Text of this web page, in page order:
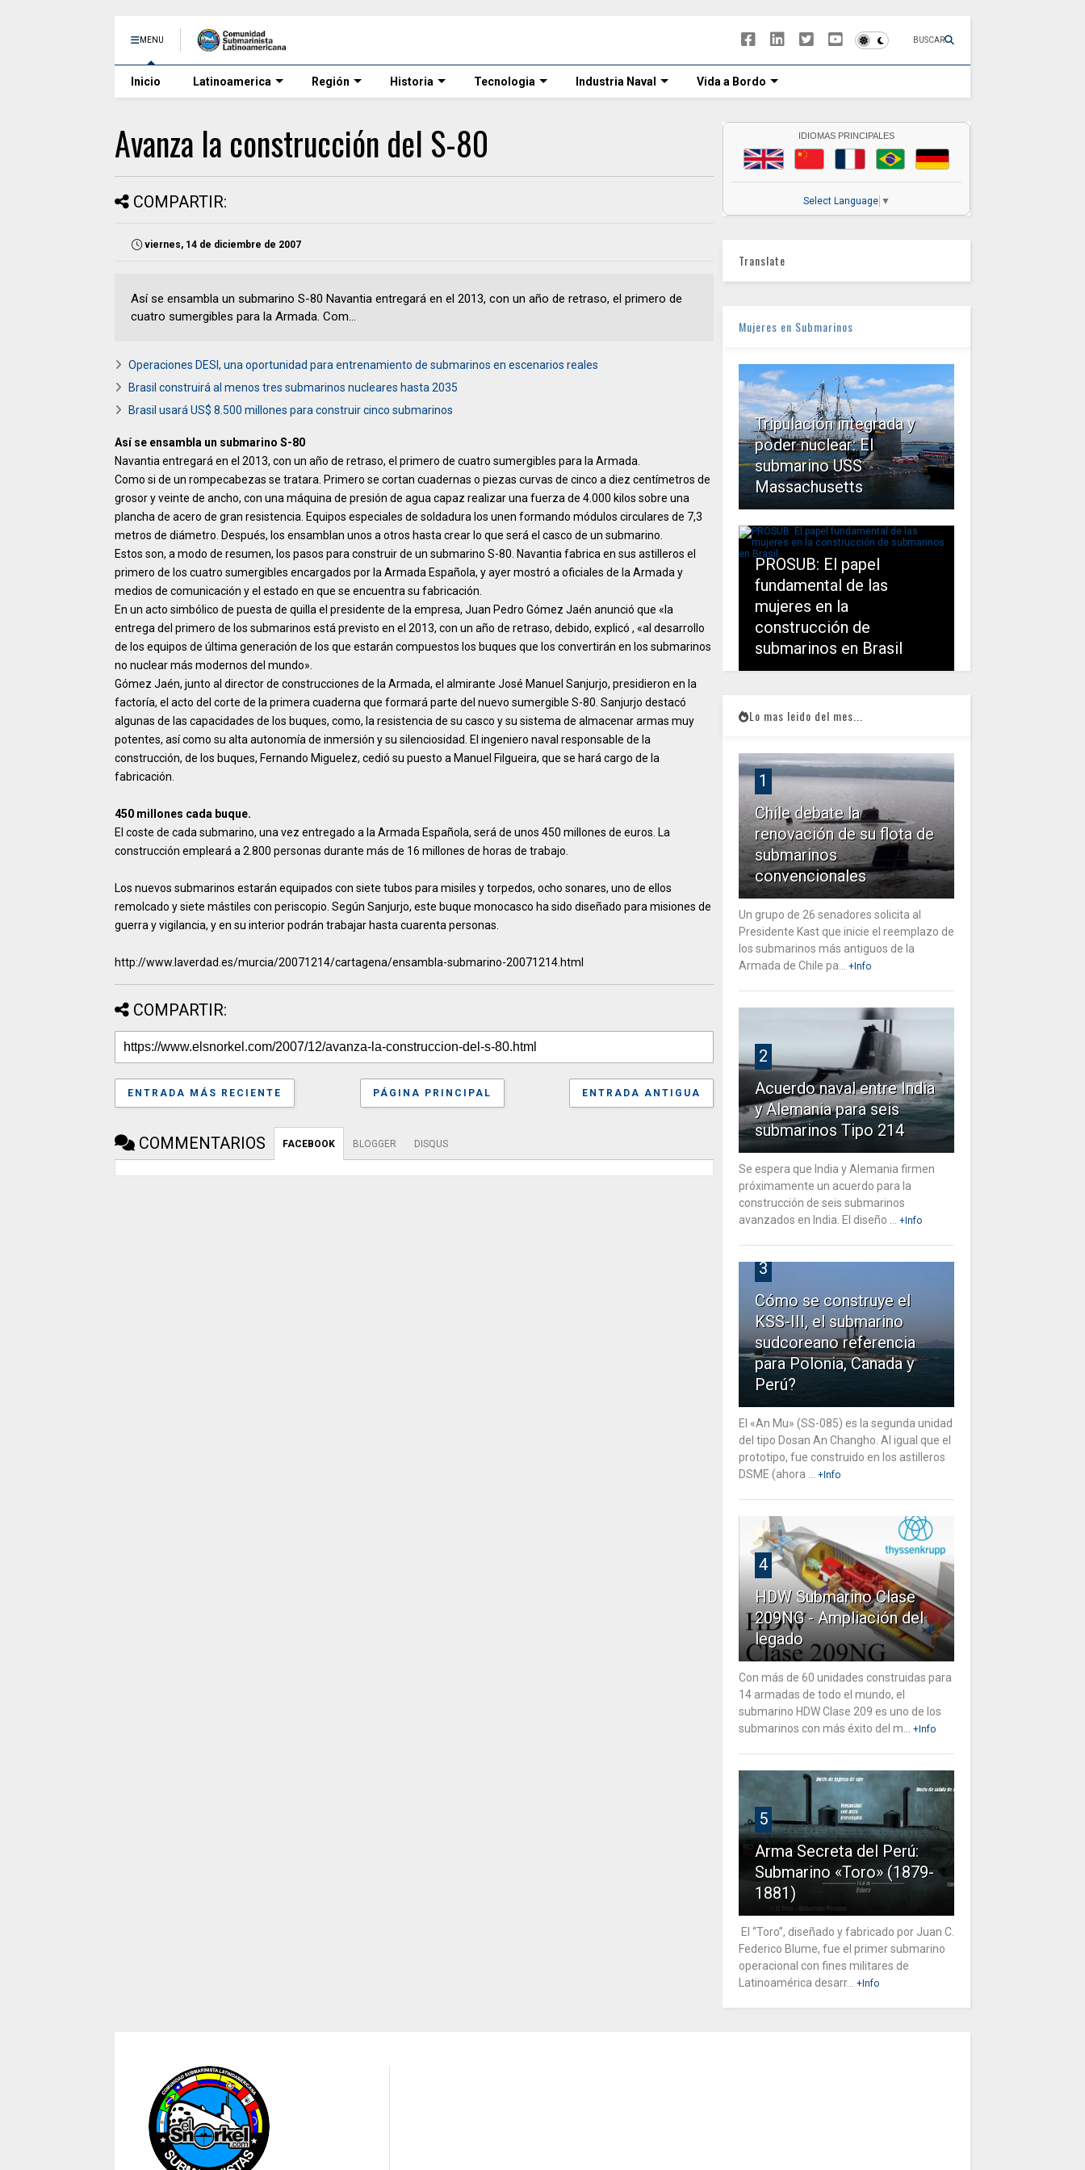
MENU BUSCAR
Inicio Latinoamerica Región Historia Tecnologia Industria Naval Vida a Bordo
Avanza la construcción del S-80
COMPARTIR:
viernes, 14 de diciembre de 2007
Así se ensambla un submarino S-80 Navantia entregará en el 2013, con un año de retraso, el primero de
cuatro sumergibles para la Armada. Com...
Operaciones DESI, una oportunidad para entrenamiento de submarinos en escenarios reales
Brasil construirá al menos tres submarinos nucleares hasta 2035
Brasil usará US$ 8.500 millones para construir cinco submarinos
Así se ensambla un submarino S-80
Navantia entregará en el 2013, con un año de retraso, el primero de cuatro sumergibles para la Armada.
Como si de un rompecabezas se tratara. Primero se cortan cuadernas o piezas curvas de cinco a diez centímetros de
grosor y veinte de ancho, con una máquina de presión de agua capaz realizar una fuerza de 4.000 kilos sobre una
plancha de acero de gran resistencia. Equipos especiales de soldadura los unen formando módulos circulares de 7,3
metros de diámetro. Después, los ensamblan unos a otros hasta crear lo que será el casco de un submarino.
Estos son, a modo de resumen, los pasos para construir de un submarino S-80. Navantia fabrica en sus astilleros el
primero de los cuatro sumergibles encargados por la Armada Española, y ayer mostró a oficiales de la Armada y
medios de comunicación y el estado en que se encuentra su fabricación.
En un acto simbólico de puesta de quilla el presidente de la empresa, Juan Pedro Gómez Jaén anunció que «la
entrega del primero de los submarinos está previsto en el 2013, con un año de retraso, debido, explicó , «al desarrollo
de los equipos de última generación de los que estarán compuestos los buques que los convertirán en los submarinos
no nuclear más modernos del mundo».
Gómez Jaén, junto al director de construcciones de la Armada, el almirante José Manuel Sanjurjo, presidieron en la
factoría, el acto del corte de la primera cuaderna que formará parte del nuevo sumergible S-80. Sanjurjo destacó
algunas de las capacidades de los buques, como, la resistencia de su casco y su sistema de almacenar armas muy
potentes, así como su alta autonomía de inmersión y su silenciosidad. El ingeniero naval responsable de la
construcción, de los buques, Fernando Miguelez, cedió su puesto a Manuel Filgueira, que se hará cargo de la
fabricación.
450 millones cada buque.
El coste de cada submarino, una vez entregado a la Armada Española, será de unos 450 millones de euros. La
construcción empleará a 2.800 personas durante más de 16 millones de horas de trabajo.
Los nuevos submarinos estarán equipados con siete tubos para misiles y torpedos, ocho sonares, uno de ellos
remolcado y siete mástiles con periscopio. Según Sanjurjo, este buque monocasco ha sido diseñado para misiones de
guerra y vigilancia, y en su interior podrán trabajar hasta cuarenta personas.
http://www.laverdad.es/murcia/20071214/cartagena/ensambla-submarino-20071214.html
COMPARTIR:
ENTRADA MÁS RECIENTE ENTRADA ANTIGUA
PÁGINA PRINCIPAL
COMMENTARIOS FACEBOOK BLOGGER DISQUS
IDIOMAS PRINCIPALES
Select Language ▼
Translate
Mujeres en Submarinos
Tripulación integrada y
poder nuclear: El
submarino USS
Massachusetts
PROSUB: El papel
fundamental de las
mujeres en la
construcción de
submarinos en Brasil
Lo mas leido del mes...
1
Chile debate la
renovación de su flota de
submarinos
convencionales
Un grupo de 26 senadores solicita al
Presidente Kast que inicie el reemplazo de
los submarinos más antiguos de la
Armada de Chile pa...
+Info
2
Acuerdo naval entre India
y Alemania para seis
submarinos Tipo 214
Se espera que India y Alemania firmen
próximamente un acuerdo para la
construcción de seis submarinos
avanzados en India. El diseño ...
+Info
3
Cómo se construye el
KSS-III, el submarino
sudcoreano referencia
para Polonia, Canada y
Perú?
El «An Mu» (SS-085) es la segunda unidad
del tipo Dosan An Changho. Al igual que el
prototipo, fue construido en los astilleros
DSME (ahora ...
+Info
4
HDW Submarino Clase
209NG - Ampliación del
legado
Con más de 60 unidades construidas para
14 armadas de todo el mundo, el
submarino HDW Clase 209 es uno de los
submarinos con más éxito del m...
+Info
5
Arma Secreta del Perú:
Submarino «Toro» (1879-
1881)
El “Toro”, diseñado y fabricado por Juan C.
Federico Blume, fue el primer submarino
operacional con fines militares de
Latinoamérica desarr...
+Info